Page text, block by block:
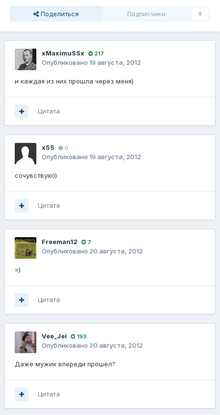
Поделиться Подписчики 0
xMaximuSSx 217
Опубликовано 19 августа, 2012
и каждая из них прошла через меня)
Цитата
x55 0
Опубликовано 19 августа, 2012
сочувствую))
Цитата
Freeman12 7
Опубликовано 20 августа, 2012
=)
Цитата
Vee_Jei 193
Опубликовано 20 августа, 2012
Даже мужик впереди прошёл?
Цитата